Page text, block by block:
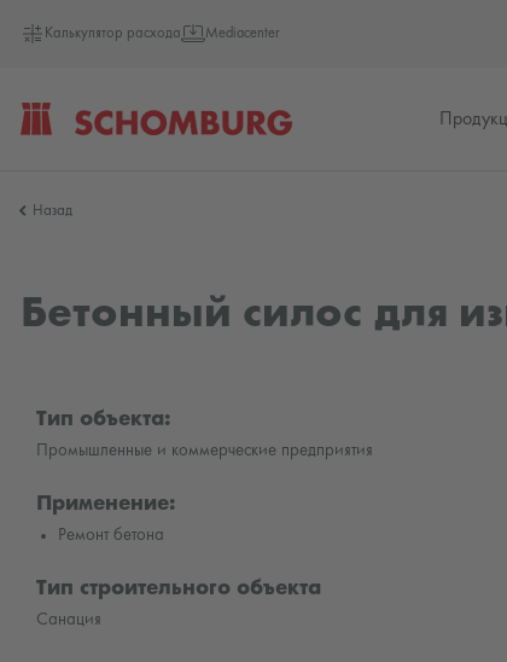
Калькулятор расхода Mediacenter
Назад
Бетонный силос для
Тип объекта:
Промышленные и коммерческие предприятия
Применение:
Ремонт бетона
Тип строительного объекта
Санация